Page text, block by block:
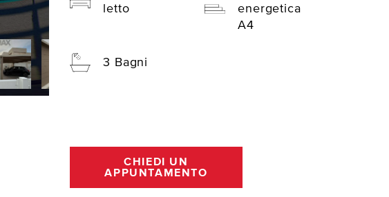
letto
energetica
A4
3 Bagni
CHIEDI UN
APPUNTAMENTO